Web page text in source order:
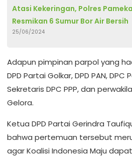
Atasi Kekeringan, Polres
Resmikan 6 Sumur Bor Air Bersih
25/06/2024
Adapun pimpinan parpol yang
DPD Partai Golkar, DPD PAN,
Sekretaris DPC PPP, dan
Gelora.
Ketua DPD Partai Gerindra
bahwa pertemuan tersebut
agar Koalisi Indonesia Maju